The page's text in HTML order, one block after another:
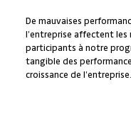
De mauvaises
l’entreprise affectent
participants à notre
tangible des
croissance de l’entreprise.